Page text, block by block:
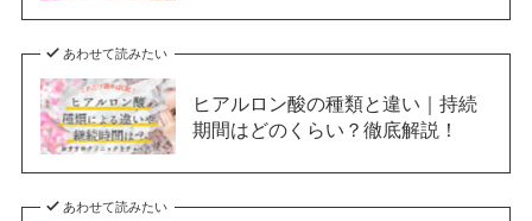
あわせて読みたい
ヒアルロン酸の種類と違い｜持続
期間はどのくらい？徹底解説！
あわせて読みたい